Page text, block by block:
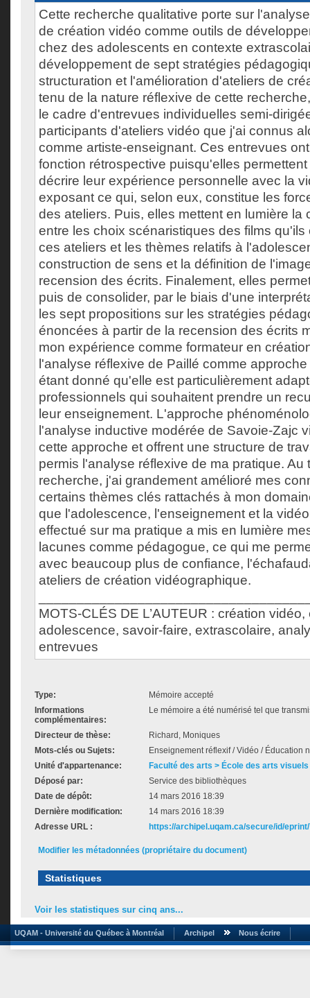
Cette recherche qualitative porte sur
de création vidéo comme outils de
chez des adolescents en contexte
développement de sept stratégies
structuration et l'amélioration d'ateliers de
tenu de la nature réflexive de cette
le cadre d'entrevues individuelles semi-
participants d'ateliers vidéo que j'ai connus
comme artiste-enseignant. Ces entrevues
fonction rétrospective puisqu'elles
décrire leur expérience personnelle avec la
exposant ce qui, selon eux, constitue les
des ateliers. Puis, elles mettent en lumière la
entre les choix scénaristiques des films qu'ils
ces ateliers et les thèmes relatifs à
construction de sens et la définition de
recension des écrits. Finalement, elles
puis de consolider, par le biais d'une
les sept propositions sur les stratégies
énoncées à partir de la recension des écrits
mon expérience comme formateur en
l'analyse réflexive de Paillé comme
étant donné qu'elle est particulièrement
professionnels qui souhaitent prendre un
leur enseignement. L'approche
l'analyse inductive modérée de Savoie-Zajc
cette approche et offrent une structure de
permis l'analyse réflexive de ma pratique. Au
recherche, j'ai grandement amélioré mes
certains thèmes clés rattachés à mon
que l'adolescence, l'enseignement et la
effectué sur ma pratique a mis en lumière
lacunes comme pédagogue, ce qui me
avec beaucoup plus de confiance,
ateliers de création vidéographique.
MOTS-CLÉS DE L’AUTEUR : création
adolescence, savoir-faire, extrascolaire,
entrevues
Type:
Mémoire accepté
Informations
complémentaires:
Le mémoire a été numérisé tel que
Directeur de thèse:
Richard, Moniques
Mots-clés ou Sujets:
Enseignement réflexif / Vidéo / Éducation
Unité d'appartenance:
Faculté des arts > École des arts
Déposé par:
Service des bibliothèques
Date de dépôt:
14 mars 2016 18:39
Dernière modification:
14 mars 2016 18:39
Adresse URL :
https://archipel.uqam.ca/secure/id/
Modifier les métadonnées (propriétaire du document)
Statistiques
Voir les statistiques sur cinq ans...
UQAM - Université du Québec à Montréal Archipel Nous écrire